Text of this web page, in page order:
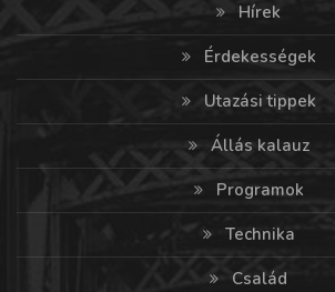
Hírek
Érdekességek
Utazási tippek
Állás kalauz
Programok
Technika
Család